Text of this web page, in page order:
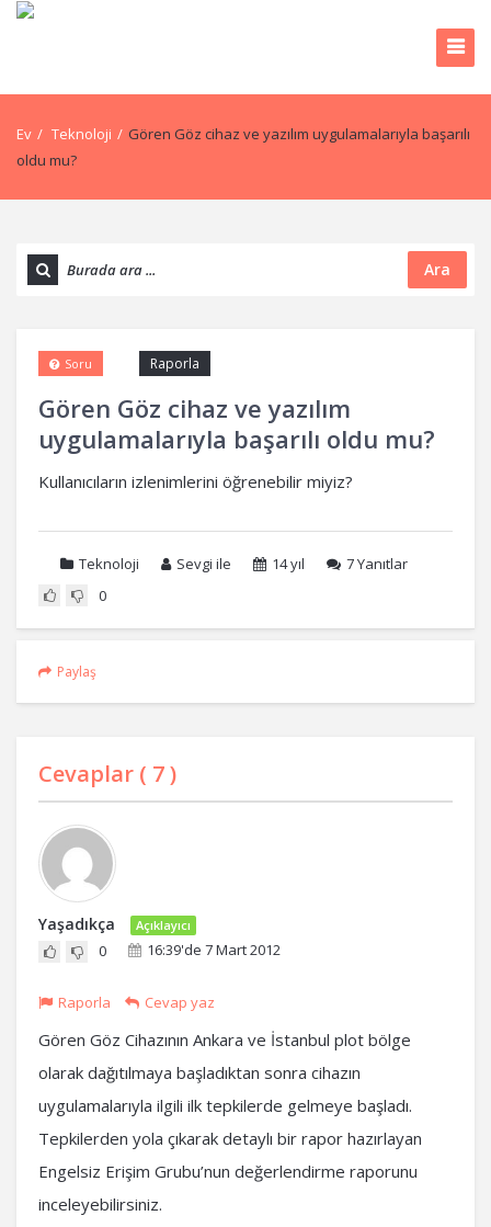
Ev / Teknoloji / Gören Göz cihaz ve yazılım uygulamalarıyla başarılı
oldu mu?
Ara
Gören Göz cihaz ve yazılım
uygulamalarıyla başarılı oldu mu?
Raporla
Soru
Kullanıcıların izlenimlerini öğrenebilir miyiz?
Teknoloji Sevgi ile 14 yıl 7Yanıtlar
0
Paylaş
Cevaplar ( 7)
Yaşadıkça Açıklayıcı
0 16:39'de 7 Mart 2012
Raporla Cevap yaz
Gören Göz Cihazının Ankara ve İstanbul plot bölge
olarak dağıtılmaya başladıktan sonra cihazın
uygulamalarıyla ilgili ilk tepkilerde gelmeye başladı.
Tepkilerden yola çıkarak detaylı bir rapor hazırlayan
Engelsiz Erişim Grubu’nun değerlendirme raporunu
inceleyebilirsiniz.